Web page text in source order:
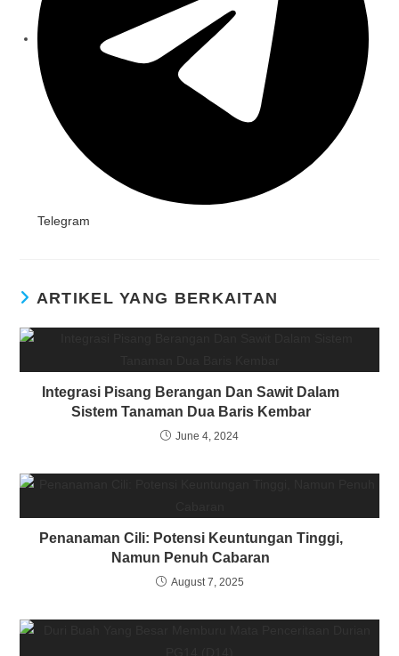
Telegram
ARTIKEL YANG BERKAITAN
Integrasi Pisang Berangan Dan Sawit Dalam
Sistem Tanaman Dua Baris Kembar
June 4, 2024
Penanaman Cili: Potensi Keuntungan Tinggi,
Namun Penuh Cabaran
August 7, 2025